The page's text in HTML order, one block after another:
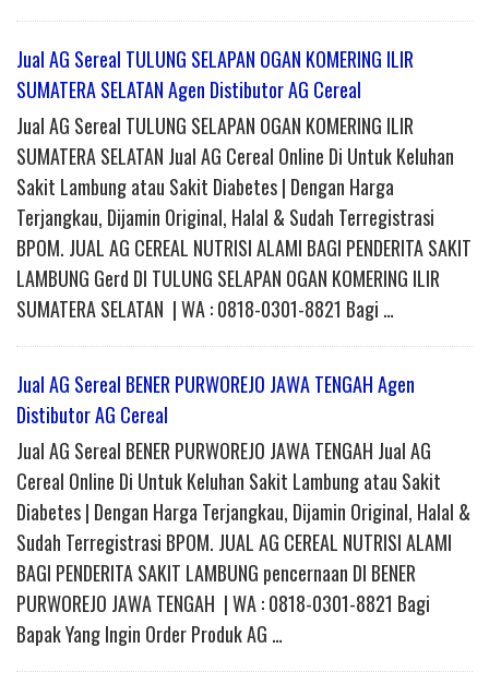
Jual AG Sereal TULUNG SELAPAN OGAN KOMERING ILIR
SUMATERA SELATAN Agen Distibutor AG Cereal
Jual AG Sereal TULUNG SELAPAN OGAN KOMERING ILIR
SUMATERA SELATAN Jual AG Cereal Online Di Untuk Keluhan
Sakit Lambung atau Sakit Diabetes | Dengan Harga
Terjangkau, Dijamin Original, Halal & Sudah Terregistrasi
BPOM. JUAL AG CEREAL NUTRISI ALAMI BAGI PENDERITA SAKIT
LAMBUNG Gerd DI TULUNG SELAPAN OGAN KOMERING ILIR
SUMATERA SELATAN | WA : 0818-0301-8821 Bagi …
Jual AG Sereal BENER PURWOREJO JAWA TENGAH Agen
Distibutor AG Cereal
Jual AG Sereal BENER PURWOREJO JAWA TENGAH Jual AG
Cereal Online Di Untuk Keluhan Sakit Lambung atau Sakit
Diabetes | Dengan Harga Terjangkau, Dijamin Original, Halal &
Sudah Terregistrasi BPOM. JUAL AG CEREAL NUTRISI ALAMI
BAGI PENDERITA SAKIT LAMBUNG pencernaan DI BENER
PURWOREJO JAWA TENGAH | WA : 0818-0301-8821 Bagi
Bapak Yang Ingin Order Produk AG …